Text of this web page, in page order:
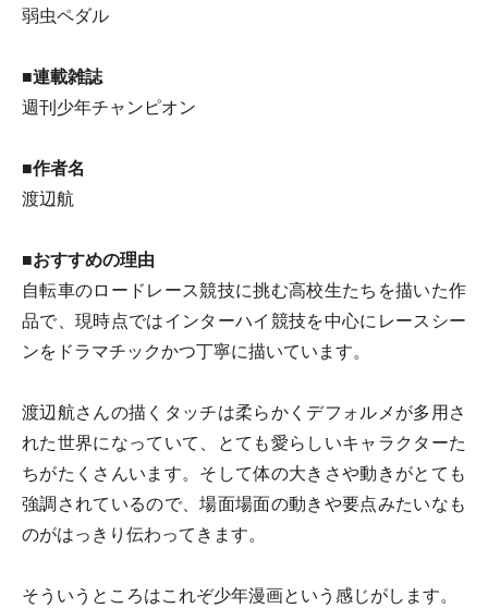
弱虫ペダル
■連載雑誌
週刊少年チャンピオン
■作者名
渡辺航
■おすすめの理由
自転車のロードレース競技に挑む高校生たちを描いた作
品で、現時点ではインターハイ競技を中心にレースシー
ンをドラマチックかつ丁寧に描いています。
渡辺航さんの描くタッチは柔らかくデフォルメが多用さ
れた世界になっていて、とても愛らしいキャラクターた
ちがたくさんいます。そして体の大きさや動きがとても
強調されているので、場面場面の動きや要点みたいなも
のがはっきり伝わってきます。
そういうところはこれぞ少年漫画という感じがします。